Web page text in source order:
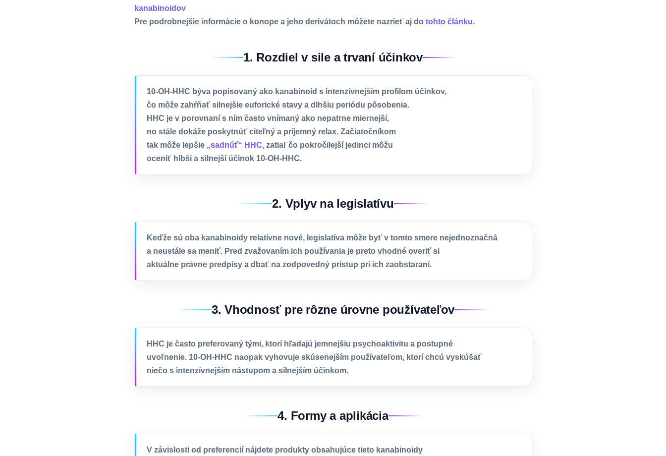
kanabinoidov
Pre podrobnejšie informácie o konope a jeho derivátoch môžete nazrieť aj do tohto článku.
1. Rozdiel v sile a trvaní účinkov
10-OH-HHC býva popisovaný ako kanabinoid s intenzívnejším profilom účinkov,
čo môže zahŕňať silnejšie euforické stavy a dlhšiu periódu pôsobenia.
HHC je v porovnaní s ním často vnímaný ako nepatrne miernejší,
no stále dokáže poskytnúť citeľný a príjemný relax. Začiatočníkom
tak môže lepšie „sadnúť“ HHC, zatiaľ čo pokročilejší jedinci môžu
oceniť hlbší a silnejší účinok 10-OH-HHC.
2. Vplyv na legislatívu
Keďže sú oba kanabinoidy relatívne nové, legislatíva môže byť v tomto smere nejednoznačná
a neustále sa meniť. Pred zvažovaním ich používania je preto vhodné overiť si
aktuálne právne predpisy a dbať na zodpovedný prístup pri ich zaobstaraní.
3. Vhodnosť pre rôzne úrovne používateľov
HHC je často preferovaný tými, ktorí hľadajú jemnejšiu psychoaktivitu a postupné
uvoľnenie. 10-OH-HHC naopak vyhovuje skúsenejším používateľom, ktorí chcú vyskúšať
niečo s intenzívnejším nástupom a silnejším účinkom.
4. Formy a aplikácia
V závislosti od preferencií nájdete produkty obsahujúce tieto kanabinoidy